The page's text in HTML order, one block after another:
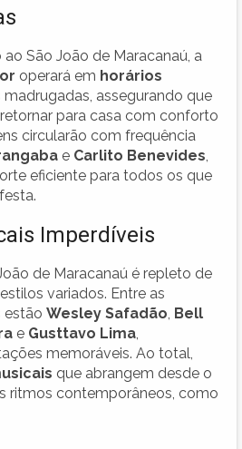
São João de Maracanaú, a
operará em horários
madrugadas, assegurando que
para casa com conforto
circularão com frequência
e Carlito Benevides
eficiente para todos os que
Imperdíveis
de Maracanaú é repleto de
variados. Entre as
estão Wesley Safadão Bell
e Gusttavo Lima
memoráveis. Ao total,
que abrangem desde o
ritmos contemporâneos, como